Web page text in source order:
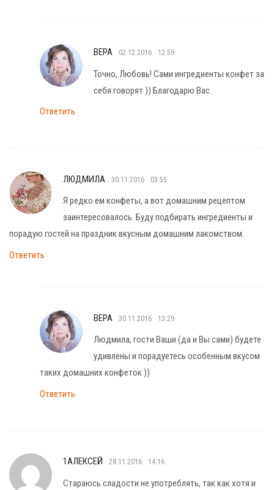
ВЕРА 02.12.2016 12:59
Точно, Любовь! Сами ингредиенты конфет за
себя говорят )) Благодарю Вас.
Ответить
ЛЮДМИЛА 30.11.2016 03:55
Я редко ем конфеты, а вот домашним рецептом
заинтересовалось. Буду подбирать ингредиенты и
порадую гостей на праздник вкусным домашним лакомством.
Ответить
ВЕРА 30.11.2016 13:29
Людмила, гости Ваши (да и Вы сами) будете
удивлены и порадуетесь особенным вкусом
таких домашних конфеток ))
Ответить
1АЛЕКСЕЙ 28.11.2016 14:16
Стараюсь сладости не употреблять, так как хотя и